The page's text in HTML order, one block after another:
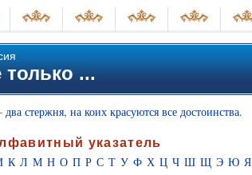
...
два стержня, на коих красуются все достоинства.
указатель
К Л М Н О П Р С Т У Ф Х Ц Ч Ш Щ Э Ю Я